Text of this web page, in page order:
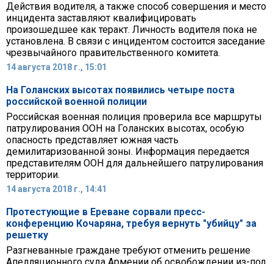
Действия водителя, а также способ совершения и место
инцидента заставляют квалифицировать
произошедшее как теракт. Личность водителя пока не
установлена. В связи с инцидентом состоится заседание
чрезвычайного правительственного комитета.
14 августа 2018 г., 15:01
На Голанских высотах появились четыре поста
российской военной полиции
Российская военная полиция проверила все маршруты
патрулирования ООН на Голанских высотах, особую
опасность представляет южная часть
демилитаризованной зоны. Информация передается
представителям ООН для дальнейшего патрулирования
территории.
14 августа 2018 г., 14:41
Протестующие в Ереване сорвали пресс-
конференцию Кочаряна, требуя вернуть "убийцу" за
решетку
Разгневанные граждане требуют отменить решение